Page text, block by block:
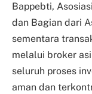
Bappebti,
dan Bagian dari
sementara
melalui broker
seluruh proses
aman dan